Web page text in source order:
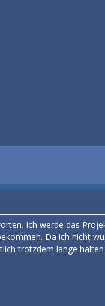
Ich werde das
Da ich nicht
trotzdem lange